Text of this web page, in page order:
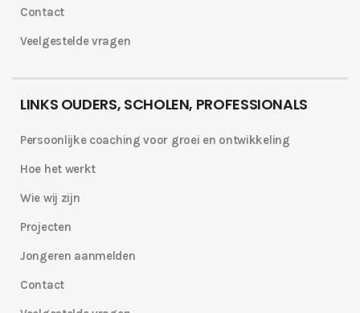
Contact
Veelgestelde vragen
LINKS OUDERS, SCHOLEN, PROFESSIONALS
Persoonlijke coaching voor groei en ontwikkeling
Hoe het werkt
Wie wij zijn
Projecten
Jongeren aanmelden
Contact